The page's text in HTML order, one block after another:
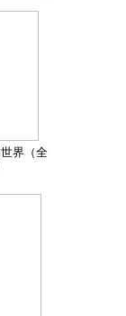
界（全